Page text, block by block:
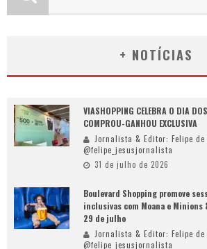
+ NOTÍCIAS
VIASHOPPING CELEBRA O DIA
COMPROU-GANHOU EXCLUSIVA
Jornalista & Editor: Felipe de
@felipe_jesusjornalista
31 de julho de 2026
Boulevard Shopping promove
inclusivas com Moana e
29 de julho
Jornalista & Editor: Felipe de
@felipe_jesusjornalista